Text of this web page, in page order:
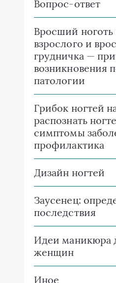
Вопрос-ответ
Вросший ноготь
взрослого и
грудничка —
возникновения
патологии
Грибок ногтей
распознать
симптомы
профилактика
Дизайн ногтей
Заусенец:
последствия
Идеи маникюра
женщин
Иное